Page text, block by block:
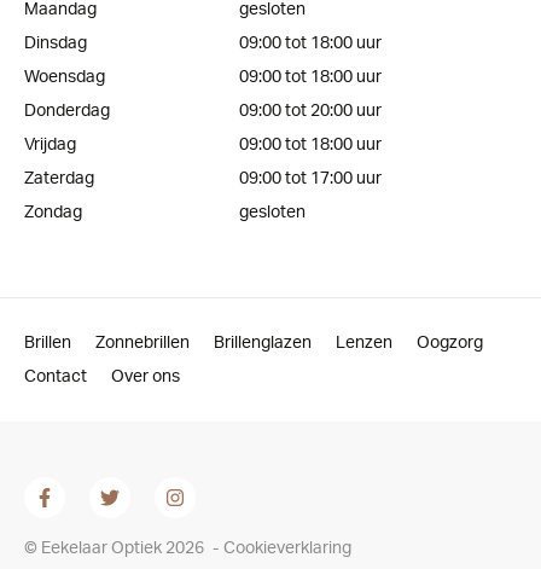
Maandag
gesloten
Dinsdag
09:00 tot 18:00 uur
Woensdag
09:00 tot 18:00 uur
Donderdag
09:00 tot 20:00 uur
Vrijdag
09:00 tot 18:00 uur
Zaterdag
09:00 tot 17:00 uur
Zondag
gesloten
Brillen Zonnebrillen Brillenglazen Lenzen
Oogzorg
Contact
Over ons
© Eekelaar Optiek 2026 - Cookieverklaring